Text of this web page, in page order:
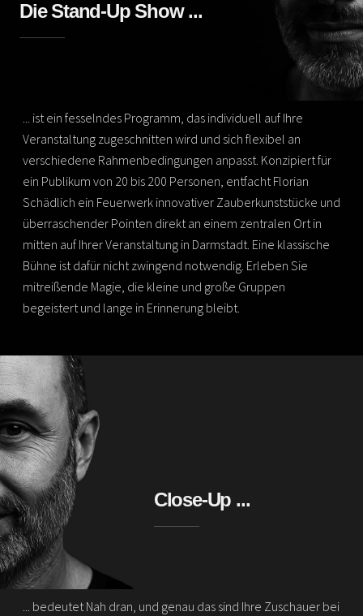
Die Stand-Up Show ...
... ist ein fesselndes Programm, das individuell auf Ihre
Veranstaltung zugeschnitten wird und sich flexibel an
verschiedene Rahmenbedingungen anpasst. Konzipiert für
ein Publikum von 20 bis 200 Personen, entfacht Florian
Schädlich ein Feuerwerk innovativer Zauberkunststücke und
überraschender Pointen direkt an einem zentralen Ort in
mitten auf Ihrer Veranstaltung in Darmstadt. Eine klassische
Bühne ist dafür nicht zwingend notwendig. Erleben Sie
mitreißende Magie, die kleine und große Gruppen
begeistert und lange in Erinnerung bleibt.
Close-Up ...
... bedeutet Nah dran, und genau das sind Ihre Zuschauer bei